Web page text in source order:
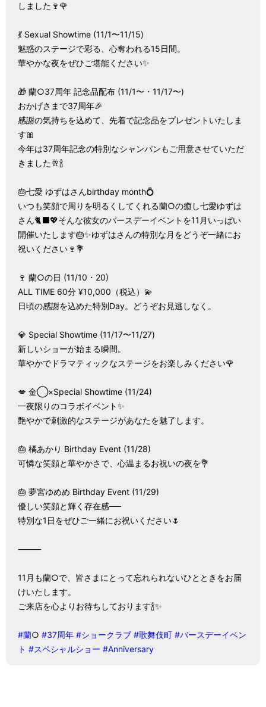
しました🍷🌹
💃 Sexual Showtime (11/1〜11/15)
魅惑のステージで彩る、心奪われる15日間。
華やかな夜をぜひご堪能ください✨
🎁 蘭○37周年 記念品配布 (11/1〜・11/17〜)
おかげさまで37周年🎉
感謝の気持ちを込めて、先着で記念品をプレゼントいたしま
す🎀
今年は37周年記念の特別なシャンパンもご用意させていただ
きました🥂🍾
🎂七愛 ゆずはさんbirthday month💍
いつも笑顔で周りを明るくしてくれる蘭○の癒し七愛ゆずは
さん🐈‍⬛💖そんな彼女のバースデーイベントを11月いっぱい
開催いたします🎂✨ゆずはさんの特別な月をどうぞ一緒にお
祝いください🍷💐
🍷 蘭○の日 (11/10・20)
ALL TIME 60分 ¥10,000（税込）💫
日頃の感謝を込めた特別Day。どうぞお見逃しなく。
💎 Special Showtime (11/17〜11/27)
新しいショーが始まる瞬間。
華やかでドラマティックなステージをお楽しみください🌹
💋 金◯×Special Showtime (11/24)
一夜限りのコラボイベント✨
艶やかで刺激的なステージがあなたを魅了します。
🎂 橘あかり Birthday Event (11/28)
可憐な笑顔と華やかさで、心温まるお祝いの夜を💐
🎂 夢宮ゆめめ Birthday Event (11/29)
優しい笑顔と輝く存在感──
特別な1日をぜひご一緒にお祝いください🌷
⸻
11月も蘭○で、皆さまにとって忘れられないひとときをお届
けいたします。
ご来店を心よりお待ちしております🍾✨
#蘭○ #37周年 #ショークラブ #歌舞伎町 #バースデーイベン
ト #スペシャルショー #Anniversary